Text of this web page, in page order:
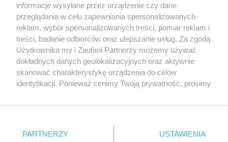
Zapamiętać?
Zaloguj
Zapomniałem hasła
Copyright © 2022 Kurier Szczeciński sp. z o.o.
informacje wysyłane przez urządzenie czy dane
przeglądania w celu zapewniania spersonalizowanych
reklam, wybór spersonalizowanych treści, pomiar reklam i
treści, badanie odbiorców oraz ulepszanie usług. Za zgodą
Użytkownika my i Zaufani Partnerzy możemy używać
dokładnych danych geolokalizacyjnych oraz aktywnie
skanować charakterystykę urządzenia do celów
identyfikacji. Ponieważ cenimy Twoją prywatność, prosimy
prywatności znajdujący się w lewym dolnym rogu strony
. Niektóre rodzaje przetwarzania danych nie wymagają
PARTNERZY USTAWIENIA